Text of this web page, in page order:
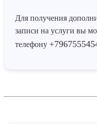
Для получения
записи на услуги вы
телефону